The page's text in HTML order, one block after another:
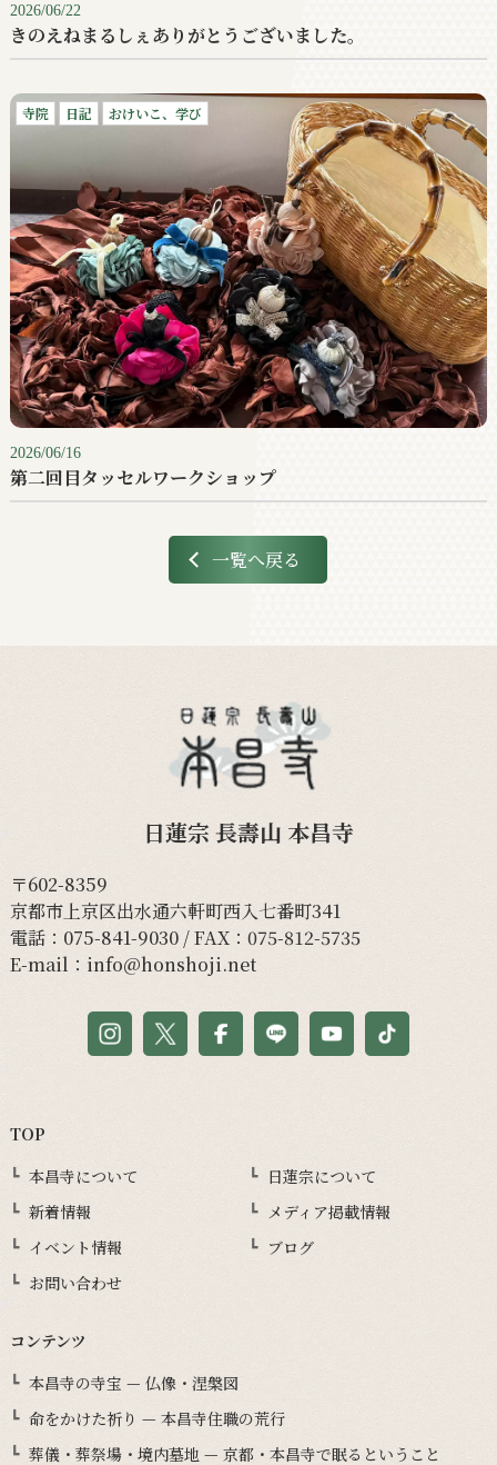
2026/06/22
きのえねまるしぇありがとうございました。
寺院 日記 おけいこ、学び
2026/06/16
第二回目タッセルワークショップ
一覧へ戻る
日蓮宗 長壽山 本昌寺
〒602-8359
京都市上京区出水通六軒町西入七番町341
電話： 075-841-9030/ FAX：075-812-5735
E-mail： info@honshoji.net
TOP
本昌寺について
日蓮宗について
新着情報
メディア掲載情報
イベント情報
ブログ
お問い合わせ
コンテンツ
本昌寺の寺宝 — 仏像・涅槃図
命をかけた祈り — 本昌寺住職の荒行
葬儀・葬祭場・境内墓地 — 京都・本昌寺で眠るということ